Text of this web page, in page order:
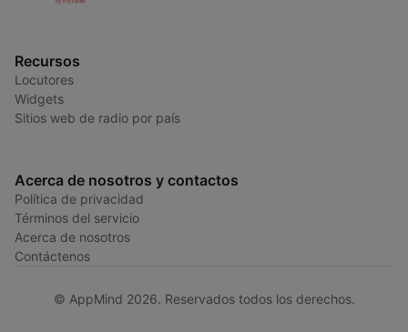
Recursos
Locutores
Widgets
Sitios web de radio por país
Acerca de nosotros y contactos
Política de privacidad
Términos del servicio
Acerca de nosotros
Contáctenos
© AppMind 2026. Reservados todos los derechos.